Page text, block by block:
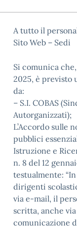
A tutto il
Sito Web – Sedi
Si comunica
2025, è previsto
da:
– S.I. COBAS
Autorganizzati);
L’Accordo sulle
pubblici
Istruzione e
n. 8 del 12
testualmente:
dirigenti
via e-mail, il
scritta, anche
comunicazione